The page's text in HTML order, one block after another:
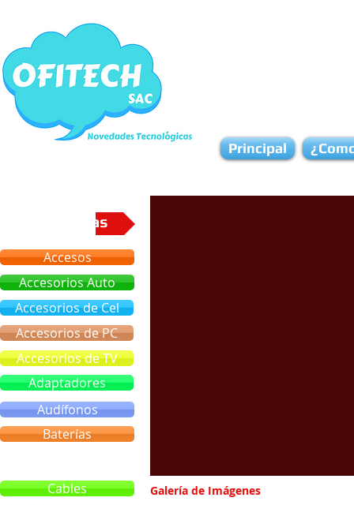
Galería de Imágenes
Categorias
Accesorios de PC
Accesorios de TV
Audífonos
Cables
Adaptadores
Accesorios de Cel
Baterías
Accesorios Auto
Accesos
Principal